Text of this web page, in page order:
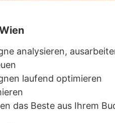
analysieren,
laufend optimieren
das Beste aus Ihrem